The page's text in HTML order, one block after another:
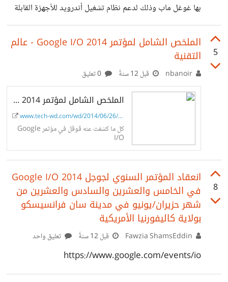
بها غوغل ماب وذلك لدعم نظام تشغيل أندرويد للأجهزة القابلة
للإرتداء. فهل اعجبكم ؟
5
الملخص الشامل لمؤتمر Google I/O 2014 - عالم
التقنية
قبل 12 سنةً
الملخص الشامل لمؤتمر Google I/O 2014 - عالم التقنية
www.tech-wd.com/wd/2014/06/26/go...
كل ما كشفت عنه قوقل في مؤتمر Google
I/O
8
انعقاد المؤتمر السنوي لجوجل Google I/O 2014
في الخامس والعشرين والسادس والعشرين من
شهر حزيران/يونيو في مدينة سان فرانسيسكو
بولاية كاليفورنيا الأمريكية
قبل 12 سنةً تعليق واحد
https://www.google.com/events/io